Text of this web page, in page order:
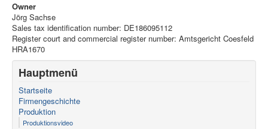
Owner
Jörg Sachse
Sales tax identification number: DE186095112
Register court and commercial register number: Amtsgericht Coesfeld
HRA1670
Hauptmenü
Startseite
Firmengeschichte
Produktion
Produktionsvideo